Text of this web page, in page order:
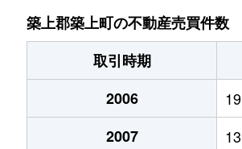
築上郡築上町の不動産売買件数
取引時期
2006
19
2007
13